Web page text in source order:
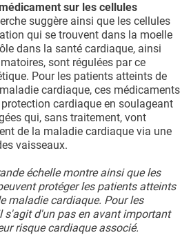
sur les cellules
suggère ainsi que les cellules
qui se trouvent dans la moelle
dans la santé cardiaque, ainsi
sont régulées par ce
Pour les patients atteints de
cardiaque, ces médicaments
cardiaque en soulageant
qui, sans traitement, vont
de la maladie cardiaque via une
vaisseaux.
échelle montre ainsi que les
protéger les patients atteints
maladie cardiaque. Pour les
s'agit d'un pas en avant important
risque cardiaque associé.